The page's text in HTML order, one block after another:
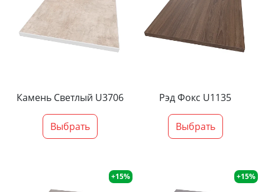
Камень Светлый U3706
Выбрать
Рэд Фокс U1135
Выбрать
+15% +15%